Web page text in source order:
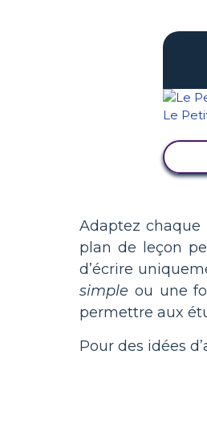
Adaptez chaque
plan de leçon
d’écrire
simple ou une
permettre aux
Pour des idées